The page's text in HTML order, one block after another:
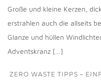
Große und kleine Kerzen,
erstrahlen auch die allseits
Glanze und hüllen
Adventskranz […]
ZERO WASTE TIPPS –